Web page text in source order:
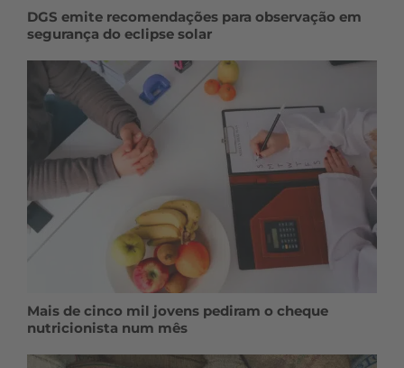
DGS emite recomendações para observação em
segurança do eclipse solar
Mais de cinco mil jovens pediram o cheque
nutricionista num mês